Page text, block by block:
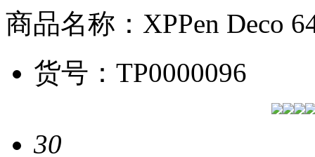
商品名称： XPPen Deco
货号： TP0000096
30